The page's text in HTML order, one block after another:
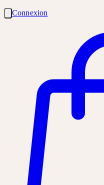
Connexion